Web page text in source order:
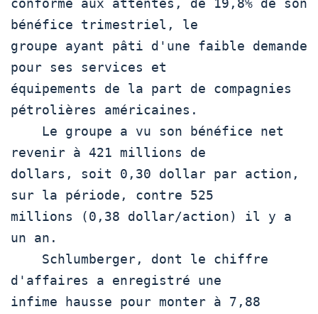
conforme aux attentes, de 19,8% de son
bénéfice trimestriel, le
groupe ayant pâti d'une faible demande
pour ses services et
équipements de la part de compagnies
pétrolières américaines.
revenir à 421 millions de
dollars, soit 0,30 dollar par action,
sur la période, contre 525
millions (0,38 dollar/action) il y a
un an.
d'affaires a enregistré une
infime hausse pour monter à 7,88